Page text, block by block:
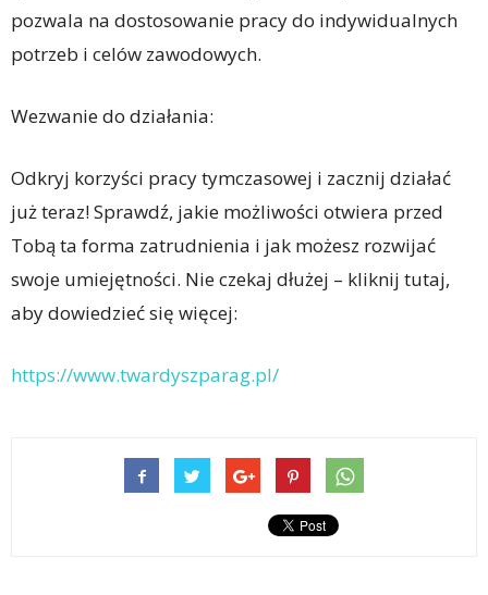
pozwala na dostosowanie pracy do indywidualnych
potrzeb i celów zawodowych.
Wezwanie do działania:
Odkryj korzyści pracy tymczasowej i zacznij działać
już teraz! Sprawdź, jakie możliwości otwiera przed
Tobą ta forma zatrudnienia i jak możesz rozwijać
swoje umiejętności. Nie czekaj dłużej – kliknij tutaj,
aby dowiedzieć się więcej:
https://www.twardyszparag.pl/